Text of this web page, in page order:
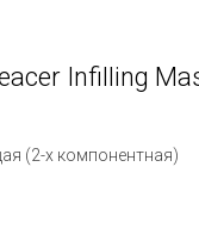
Infilling
(2-х компонентная)